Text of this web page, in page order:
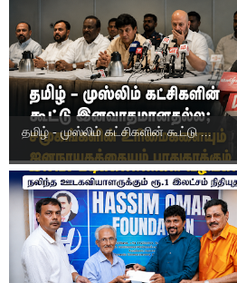
தமிழ் - முஸ்லிம் கட்சிகளின் கூட்டு ...